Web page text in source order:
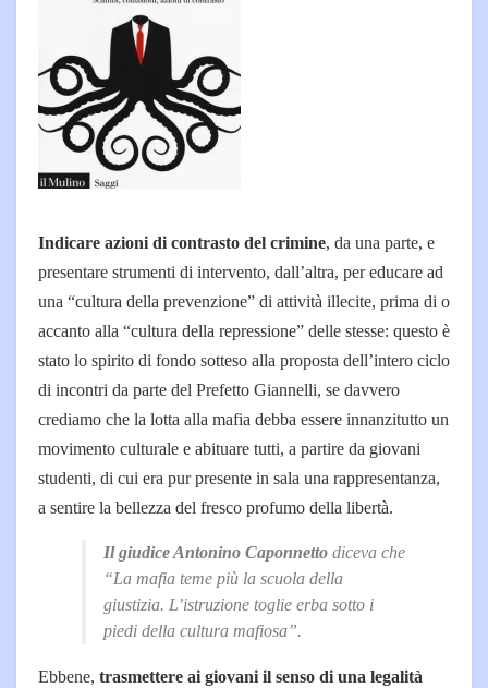
Indicare azioni di contrasto del crimine, da una parte, e
presentare strumenti di intervento, dall’altra, per educare ad
una “cultura della prevenzione” di attività illecite, prima di o
accanto alla “cultura della repressione” delle stesse: questo è
stato lo spirito di fondo sotteso alla proposta dell’intero ciclo
di incontri da parte del Prefetto Giannelli, se davvero
crediamo che la lotta alla mafia debba essere innanzitutto un
movimento culturale e abituare tutti, a partire da giovani
studenti, di cui era pur presente in sala una rappresentanza,
a sentire la bellezza del fresco profumo della libertà.
Il giudice Antonino Caponnetto diceva che
“La mafia teme più la scuola della
giustizia. L’istruzione toglie erba sotto i
piedi della cultura mafiosa”.
Ebbene, trasmettere ai giovani il senso di una legalità